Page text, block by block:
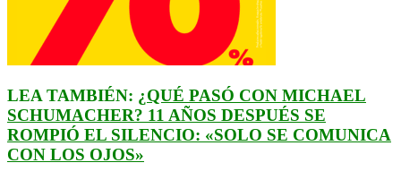
LEA TAMBIÉN: ¿QUÉ PASÓ CON MICHAEL
SCHUMACHER? 11 AÑOS DESPUÉS SE
ROMPIÓ EL SILENCIO: «SOLO SE COMUNICA
CON LOS OJOS»